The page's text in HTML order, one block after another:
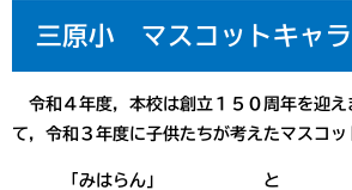
三原小 マスコットキャ
令和４年度，本校は創立１５０周年を迎え
て，令和３年度に子供たちが考えたマスコッ
「みはらん」 と 「